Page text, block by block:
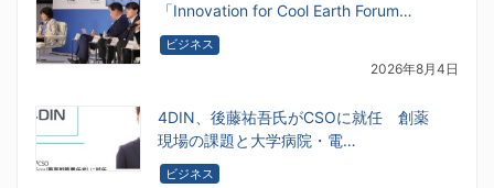
「Innovation for Cool Earth Forum…
ビジネス
2026年8月4日
4DIN、後藤祐吾氏がCSOに就任 創薬
現場の課題と大学病院・電…
ビジネス